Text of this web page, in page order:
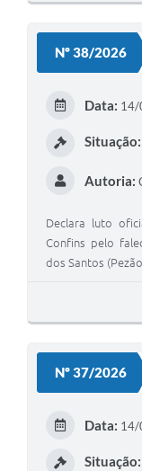
Nº 38/2026
Data: 14/
Situação:
Autoria:
Declara luto
Confins pelo
dos Santos
Nº 37/2026
Data: 14/
Situação: